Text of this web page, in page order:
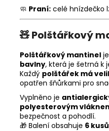
🧼 Praní: celé hnízdečko
🧸Polštářkový
Polštářkový mantinel
bavlny, která je šetrná k
Každý polštářek má
opatřen šňůrkami pro
Vyplněno je
polyesterovým
bezpečnost a pohodlí.
🎁 Balení obsahuje 6